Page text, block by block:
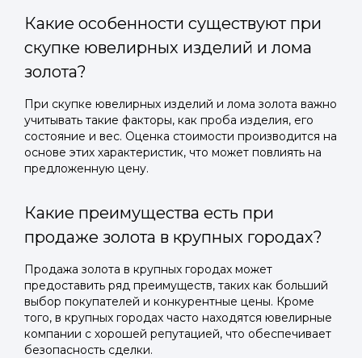
Какие особенности существуют при
скупке ювелирных изделий и лома
золота?
При скупке ювелирных изделий и лома золота важно
учитывать такие факторы, как проба изделия, его
состояние и вес. Оценка стоимости производится на
основе этих характеристик, что может повлиять на
предложенную цену.
Какие преимущества есть при
продаже золота в крупных городах?
Продажа золота в крупных городах может
предоставить ряд преимуществ, таких как больший
выбор покупателей и конкурентные цены. Кроме
того, в крупных городах часто находятся ювелирные
компании с хорошей репутацией, что обеспечивает
безопасность сделки.